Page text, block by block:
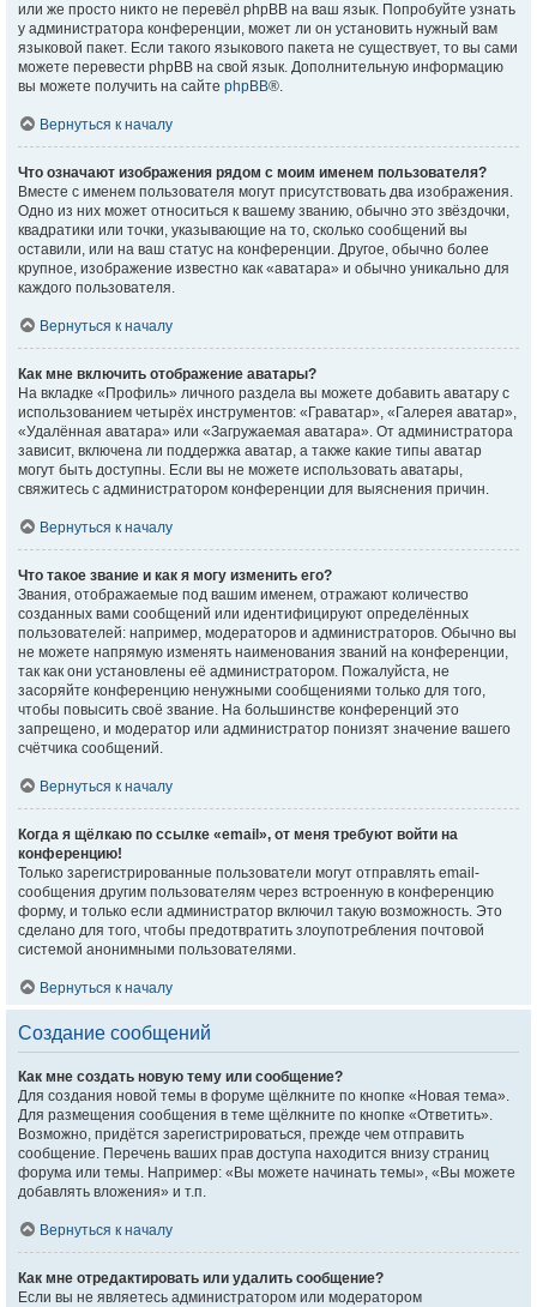
или же просто никто не перевёл phpBB на ваш язык. Попробуйте узнать
у администратора конференции, может ли он установить нужный вам
языковой пакет. Если такого языкового пакета не существует, то вы сами
можете перевести phpBB на свой язык. Дополнительную информацию
вы можете получить на сайте phpBB®.
Вернуться к началу
Что означают изображения рядом с моим именем пользователя?
Вместе с именем пользователя могут присутствовать два изображения.
Одно из них может относиться к вашему званию, обычно это звёздочки,
квадратики или точки, указывающие на то, сколько сообщений вы
оставили, или на ваш статус на конференции. Другое, обычно более
крупное, изображение известно как «аватара» и обычно уникально для
каждого пользователя.
Вернуться к началу
Как мне включить отображение аватары?
На вкладке «Профиль» личного раздела вы можете добавить аватару с
использованием четырёх инструментов: «Граватар», «Галерея аватар»,
«Удалённая аватара» или «Загружаемая аватара». От администратора
зависит, включена ли поддержка аватар, а также какие типы аватар
могут быть доступны. Если вы не можете использовать аватары,
свяжитесь с администратором конференции для выяснения причин.
Вернуться к началу
Что такое звание и как я могу изменить его?
Звания, отображаемые под вашим именем, отражают количество
созданных вами сообщений или идентифицируют определённых
пользователей: например, модераторов и администраторов. Обычно вы
не можете напрямую изменять наименования званий на конференции,
так как они установлены её администратором. Пожалуйста, не
засоряйте конференцию ненужными сообщениями только для того,
чтобы повысить своё звание. На большинстве конференций это
запрещено, и модератор или администратор понизят значение вашего
счётчика сообщений.
Вернуться к началу
Когда я щёлкаю по ссылке «email», от меня требуют войти на
конференцию!
Только зарегистрированные пользователи могут отправлять email-
сообщения другим пользователям через встроенную в конференцию
форму, и только если администратор включил такую возможность. Это
сделано для того, чтобы предотвратить злоупотребления почтовой
системой анонимными пользователями.
Вернуться к началу
Создание сообщений
Как мне создать новую тему или сообщение?
Для создания новой темы в форуме щёлкните по кнопке «Новая тема».
Для размещения сообщения в теме щёлкните по кнопке «Ответить».
Возможно, придётся зарегистрироваться, прежде чем отправить
сообщение. Перечень ваших прав доступа находится внизу страниц
форума или темы. Например: «Вы можете начинать темы», «Вы можете
добавлять вложения» и т.п.
Вернуться к началу
Как мне отредактировать или удалить сообщение?
Если вы не являетесь администратором или модератором